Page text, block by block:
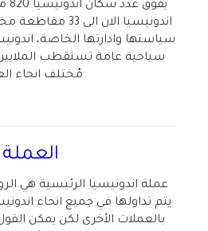
اندونيسيا الان
سياستها وادارتها الخاصة،
سياحية عامة تستقطب
مُختلف انحاء
العملة
عملة اندونيسيا الرئيسية هي
يتم تداولها في جميع انحاء
بالعملات الأخرى لكن يمكن